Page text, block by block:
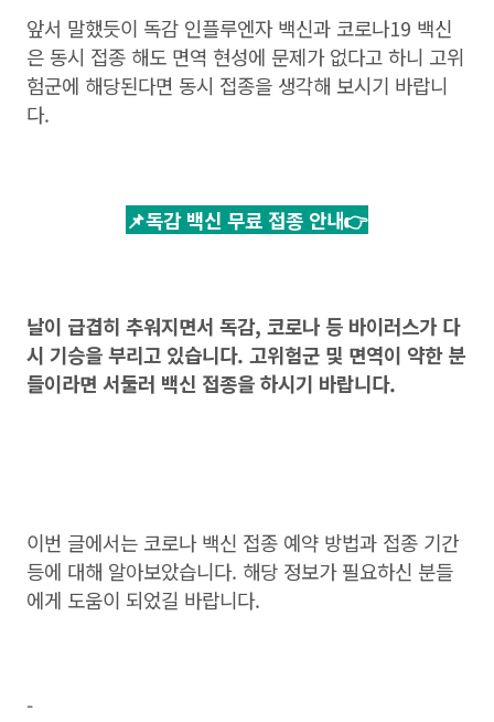
앞서 말했듯이 독감 인플루엔자 백신과 코로나19 백신
은 동시 접종 해도 면역 현성에 문제가 없다고 하니 고위
험군에 해당된다면 동시 접종을 생각해 보시기 바랍니
다.
📌독감 백신 무료 접종 안내👉
날이 급겹히 추워지면서 독감, 코로나 등 바이러스가 다
시 기승을 부리고 있습니다. 고위험군 및 면역이 약한 분
들이라면 서둘러 백신 접종을 하시기 바랍니다.
이번 글에서는 코로나 백신 접종 예약 방법과 접종 기간
등에 대해 알아보았습니다. 해당 정보가 필요하신 분들
에게 도움이 되었길 바랍니다.
-